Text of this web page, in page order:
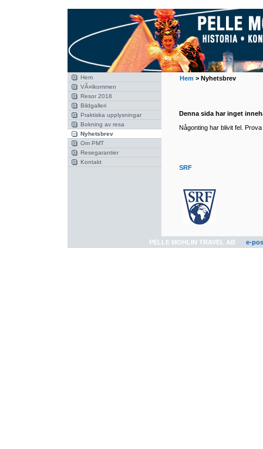
Hem
VÃ¤lkommen
Resor 2018
Bildgalleri
Praktiska upplysningar
Bokning av resa
Nyhetsbrev
Om PMT
Resegarantier
Kontakt
Hem > Nyhetsbrev
Denna sida har inget
Någonting har blivit fel.
SRF
PELLE MOHLIN TRAVEL AB e-